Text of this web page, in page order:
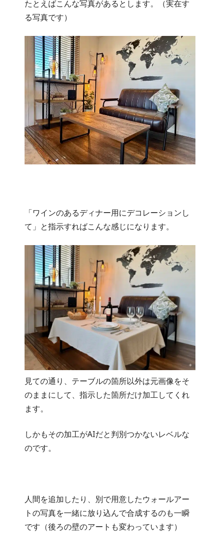
たとえばこんな写真があるとします。（実在す
る写真です）
「ワインのあるディナー用にデコレーションし
て」と指示すればこんな感じになります。
見ての通り、テーブルの箇所以外は元画像をそ
のままにして、指示した箇所だけ加工してくれ
ます。
しかもその加工がAIだと判別つかないレベルな
のです。
​​人間を追加したり、別で用意したウォールアー
トの写真を一緒に放り込んで合成するのも一瞬
です（後ろの壁のアートも変わっています）